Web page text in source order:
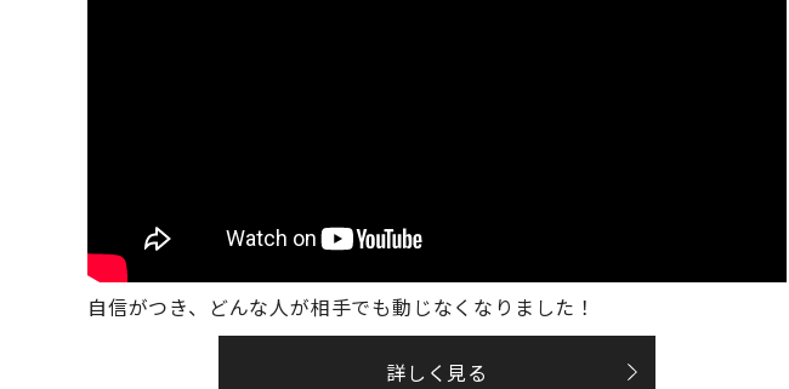
自信がつき、どんな人が相手でも動じなくなりました！
詳しく見る